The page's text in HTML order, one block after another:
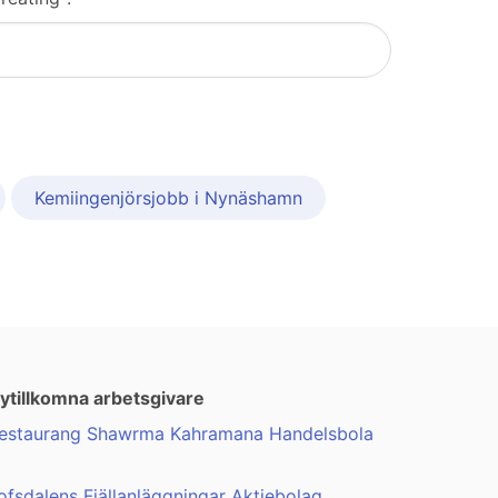
Kemiingenjörsjobb i Nynäshamn
arbetsgivare
Shawrma Kahramana Handelsbola